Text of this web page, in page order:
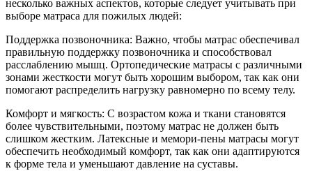
несколько важных аспектов, которые следует учитывать при
выборе матраса для пожилых людей:
Поддержка позвоночника: Важно, чтобы матрас обеспечивал
правильную поддержку позвоночника и способствовал
расслаблению мышц. Ортопедические матрасы с различными
зонами жесткости могут быть хорошим выбором, так как они
помогают распределить нагрузку равномерно по всему телу.
Комфорт и мягкость: С возрастом кожа и ткани становятся
более чувствительными, поэтому матрас не должен быть
слишком жестким. Латексные и мемори-пены матрасы могут
обеспечить необходимый комфорт, так как они адаптируются
к форме тела и уменьшают давление на суставы.